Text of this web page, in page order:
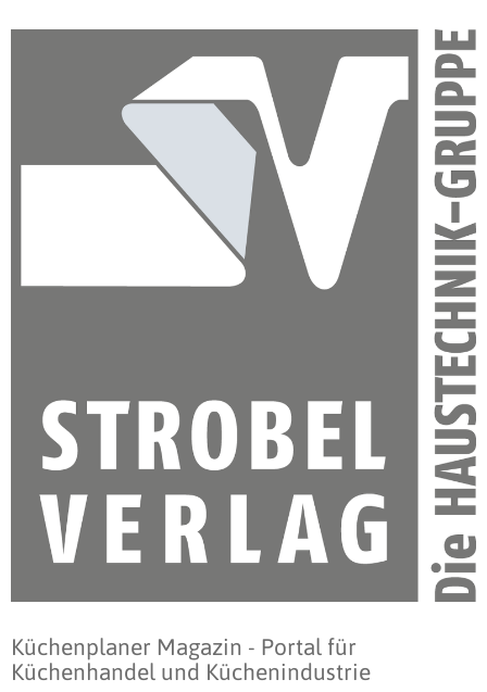
Küchenplaner Magazin - Portal für
Küchenhandel und Küchenindustrie